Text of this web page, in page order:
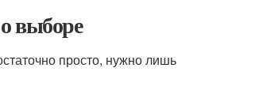
выборе
просто, нужно лишь